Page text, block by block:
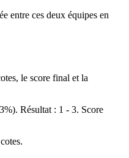
entre ces deux équipes en
le score final et la
Résultat : 1 - 3. Score